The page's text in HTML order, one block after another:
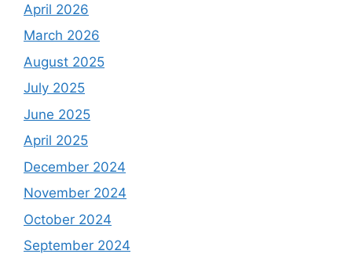
April 2026
March 2026
August 2025
July 2025
June 2025
April 2025
December 2024
November 2024
October 2024
September 2024